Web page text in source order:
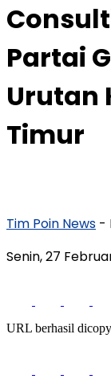
Partai
Urutan
Timur
Tim Poin News -
Senin, 27
URL berhasil dicopy